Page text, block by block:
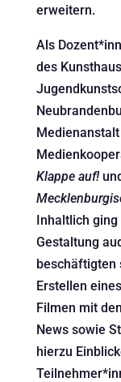
erweitern.
Als
des
Klappe auf!
Inhaltlich ging
Gestaltung
beschäftigten
Erstellen
Filmen mit
News sowie
hierzu